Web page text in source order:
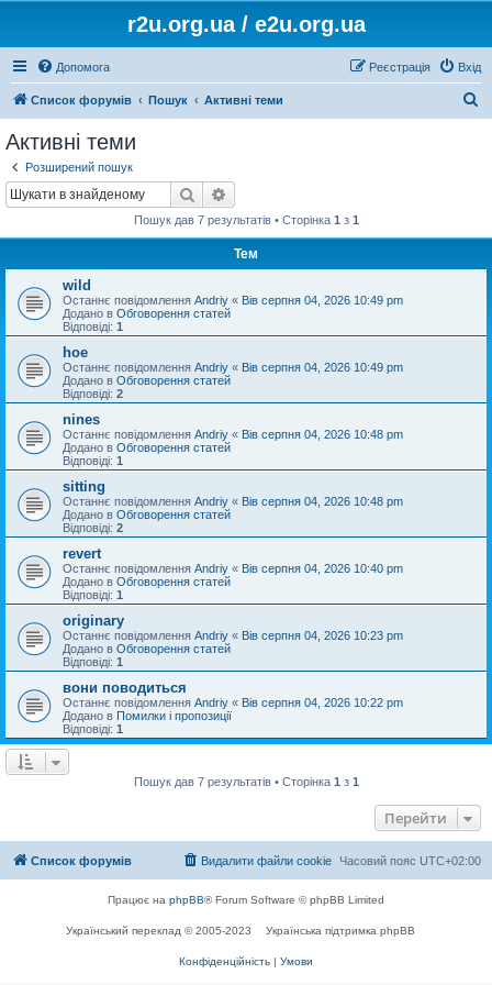
r2u.org.ua / e2u.org.ua
Допомога Вхід
Реєстрація
Список форумів Пошук Активні теми
Активні теми
Розширений пошук
Пошук
Пошук дав 7 результатів • Сторінка 1 з 1
Тем
wild
Останнє повідомлення Andriy « Вів серпня 04, 2026 10:49 pm
Додано в Обговорення статей
Відповіді: 1
hoe
Останнє повідомлення Andriy « Вів серпня 04, 2026 10:49 pm
Додано в Обговорення статей
Відповіді: 2
nines
Останнє повідомлення Andriy « Вів серпня 04, 2026 10:48 pm
Додано в Обговорення статей
Відповіді: 1
sitting
Останнє повідомлення Andriy « Вів серпня 04, 2026 10:48 pm
Додано в Обговорення статей
Відповіді: 2
revert
Останнє повідомлення Andriy « Вів серпня 04, 2026 10:40 pm
Додано в Обговорення статей
Відповіді: 1
originary
Останнє повідомлення Andriy « Вів серпня 04, 2026 10:23 pm
Додано в Обговорення статей
Відповіді: 1
вони поводиться
Останнє повідомлення Andriy « Вів серпня 04, 2026 10:22 pm
Додано в Помилки і пропозиції
Відповіді: 1
Пошук дав 7 результатів • Сторінка 1 з 1
Перейти
Список форумів Часовий пояс UTC+02:00
Видалити файли cookie
Працює на phpBB® Forum Software © phpBB Limited
Український переклад © 2005-2023 Українська підтримка phpBB
Конфіденційність | Умови